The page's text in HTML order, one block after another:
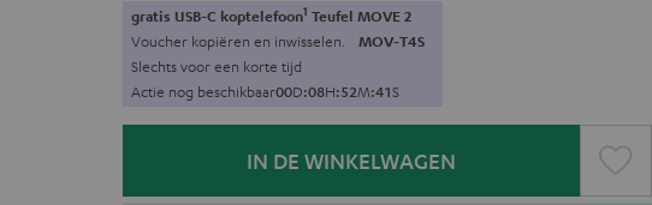
gratis USB-C koptelefoon1 Teufel MOVE 2
Voucher kopiëren en inwisselen. MOV-T4S
Slechts voor een korte tijd
Actie nog beschikbaar00D:08H:52M:40S
IN DE WINKELWAGEN